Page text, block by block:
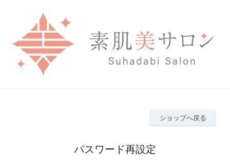
ショップへ戻る
パスワード再設定